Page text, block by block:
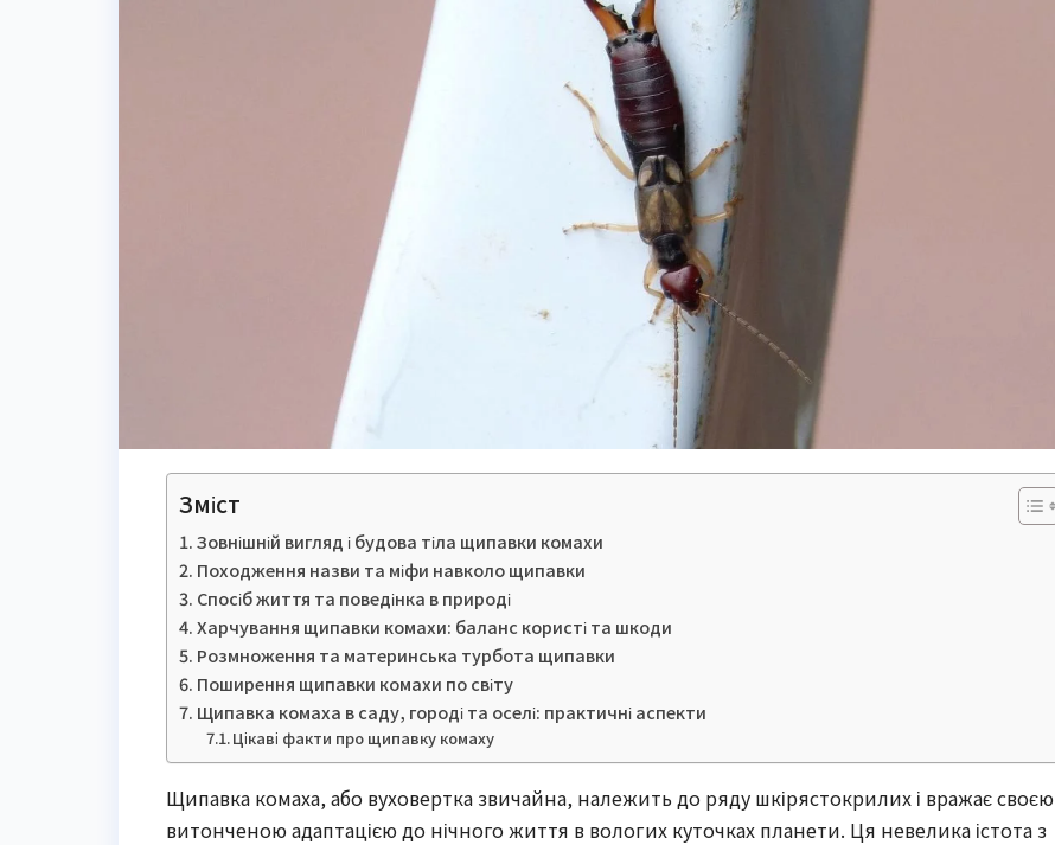
Зміст
Зовнішній вигляд і будова тіла щипавки комахи
Походження назви та міфи навколо щипавки
Спосіб життя та поведінка в природі
Харчування щипавки комахи: баланс користі та шкоди
Розмноження та материнська турбота щипавки
Поширення щипавки комахи по світу
Щипавка комаха в саду, городі та оселі: практичні аспекти
Цікаві факти про щипавку комаху
Щипавка комаха, або вуховертка звичайна, належить до ряду шкірястокрилих і вражає своєю
витонченою адаптацією до нічного життя в вологих куточках планети. Ця невелика істота з